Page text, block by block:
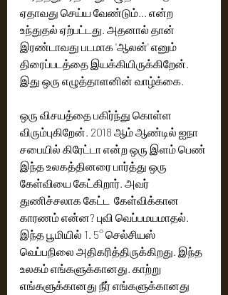
ஏதாவது செய்ய வேண்டும்... என்ற
உந்துதல் ஏற்பட்டது. அதனால் தான்
இரண்டாவது படமாக 'ஆலன்' எனும்
திரைப்படத்தை இயக்கியிருக்கிறேன்.
இது ஒரு எழுத்தாளனின் வாழ்க்கை.
ஒரு விசயத்தை பகிர்ந்து கொள்ள
விரும்புகிறேன். 2018 ஆம் ஆண்டில் ஐநா
சபையில் கிரேட்டா என்ற ஒரு இளம் பெண்
இந்த உலகத்தினரை பார்த்து ஒரு
கேள்வியை கேட்கிறார். அவர்
துணிச்சலாக கேட்ட  கேள்விக்கான
காரணம் என்ன? புவி வெப்பமயமாதல்.
இந்த பூமியில் 1. 5° செல்சியஸ்
வெப்பநிலை அதிகரித்திருக்கிறது. இந்த
உலகம் எங்களுக்கானது. காற்று
எங்களுக்கானது நீர் எங்களுக்கானது